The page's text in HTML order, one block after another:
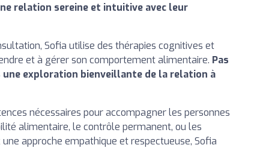
relation sereine et intuitive avec leur
Sofia utilise des thérapies cognitives et
et à gérer son comportement alimentaire. Pas
exploration bienveillante de la relation à
nécessaires pour accompagner les personnes
alimentaire, le contrôle permanent, ou les
approche empathique et respectueuse, Sofia